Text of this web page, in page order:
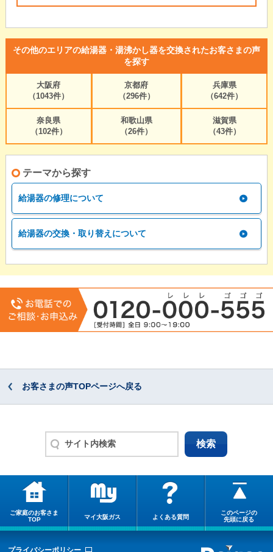
その他のエリアの給湯器・湯沸かし器を交換されたお客さまの声
を探す
大阪府
（1043件）
京都府
（296件）
兵庫県
（642件）
奈良県
（102件）
和歌山県
（26件）
滋賀県
（43件）
テーマから探す
給湯器の修理について
給湯器の交換・取り替えについて
お客さまの声TOPページへ戻る
ご家庭のお客さま
TOP
マイ大阪ガス よくある質問
このページの
先頭に戻る
プライバシーポリシー